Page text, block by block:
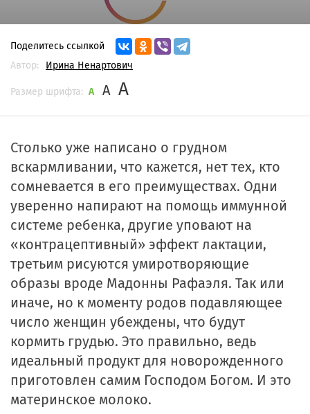
Поделитесь ссылкой
Автор:
Ирина Ненартович
Размер шрифта: A A A
Столько уже написано о грудном
вскармливании, что кажется, нет тех, кто
сомневается в его преимуществах. Одни
уверенно напирают на помощь иммунной
системе ребенка, другие уповают на
«контрацептивный» эффект лактации,
третьим рисуются умиротворяющие
образы вроде Мадонны Рафаэля. Так или
иначе, но к моменту родов подавляющее
число женщин убеждены, что будут
кормить грудью. Это правильно, ведь
идеальный продукт для новорожденного
приготовлен самим Господом Богом. И это
материнское молоко.